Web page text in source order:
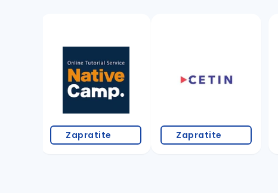
proverite pravopisne greške (koristite č, ć,
povećajte radijus za odabrani grad
Zapratite Zapratite